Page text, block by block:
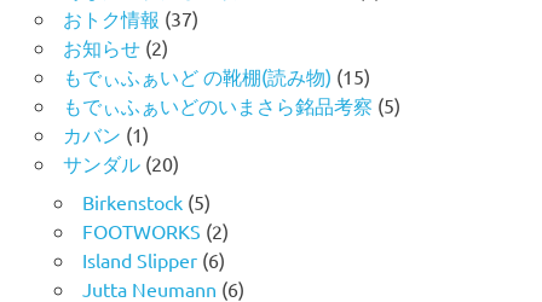
おトク情報 (37)
お知らせ(2)
もでぃふぁいど の靴棚(読み物) (15)
もでぃふぁいどのいまさら銘品考察 (5)
カバン (1)
サンダル(20)
Birkenstock(5)
FOOTWORKS (2)
Island Slipper(6)
Jutta Neumann (6)